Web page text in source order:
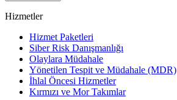
Hizmetler
Hizmet Paketleri
Siber Risk Danışmanlığı
Olaylara Müdahale
Yönetilen Tespit ve Müdahale (MDR)
İhlal Öncesi Hizmetler
Kırmızı ve Mor Takımlar